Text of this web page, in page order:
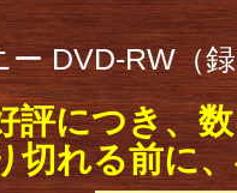
ー DVD-RW（
評につき、
切れる前に